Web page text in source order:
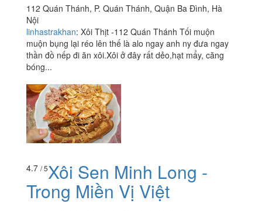
112 Quán Thánh, P. Quán Thánh, Quận Ba Đình, Hà
Nội
linhastrakhan: Xôi Thịt -112 Quán Thánh Tối muộn
muộn bụng lại réo lên thế là alo ngay anh ny đưa ngay
thần đồ nếp đi ăn xôi.Xôi ở đây rất dẻo,hạt mẩy, căng
bóng...
4.7 / 5Xôi Sen Minh Long -
Trong Miền Vị Việt